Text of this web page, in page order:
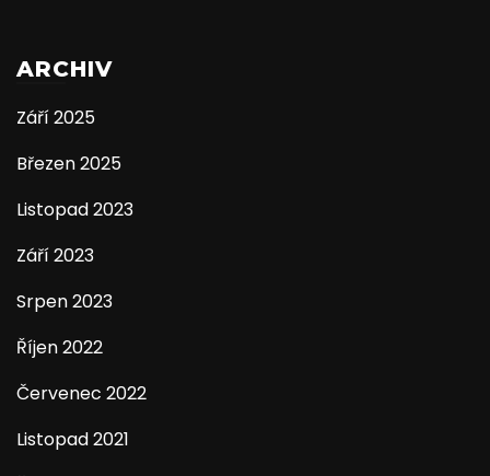
ARCHIV
Září 2025
Březen 2025
Listopad 2023
Září 2023
Srpen 2023
Říjen 2022
Červenec 2022
Listopad 2021